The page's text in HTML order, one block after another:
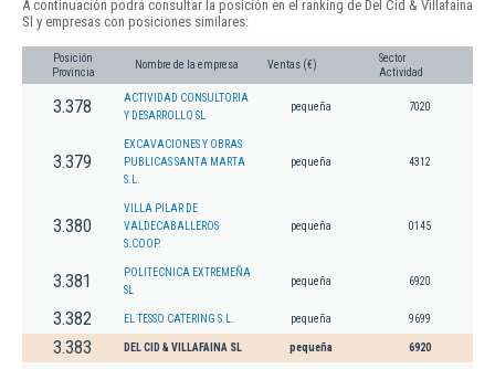
A continuación podrá consultar la posición en el ranking de Del Cid & Villafaina
Sl y empresas con posiciones similares:
Posición
Provincia
Nombre de la empresa Ventas (€)
Sector
Actividad
3.378
ACTIVIDAD CONSULTORIA
Y DESARROLLO SL
pequeña 7020
3.379
EXCAVACIONES Y OBRAS
PUBLICAS SANTA MARTA
S.L.
pequeña 4312
3.380
VILLA PILAR DE
VALDECABALLEROS
S.COOP.
pequeña 0145
3.381
POLITECNICA EXTREMEÑA
SL
pequeña 6920
3.382 EL TESSO CATERING S.L. pequeña 9699
3.383 DEL CID & VILLAFAINA SL pequeña 6920